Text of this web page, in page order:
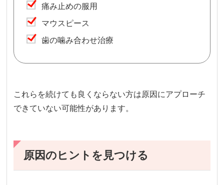
痛み止めの服用
マウスピース
歯の噛み合わせ治療
これらを続けても良くならない方は原因にアプローチ
できていない可能性があります。
原因のヒントを見つける